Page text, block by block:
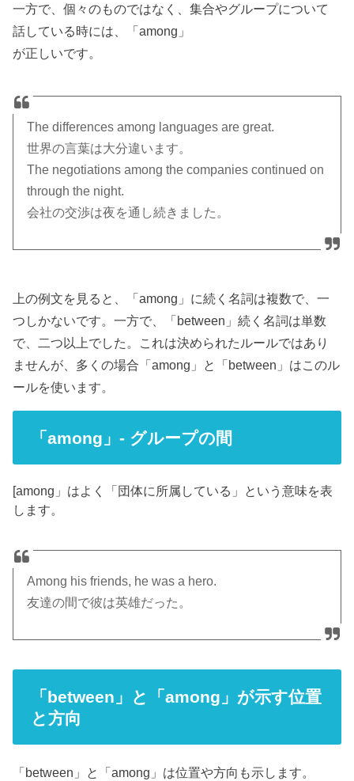
一方で、個々のものではなく、集合やグループについて
話している時には、「among」
が正しいです。
The differences among languages are great.
世界の言葉は大分違います。
The negotiations among the companies continued on
through the night.
会社の交渉は夜を通し続きました。
上の例文を見ると、「among」に続く名詞は複数で、一
つしかないです。一方で、「between」続く名詞は単数
で、二つ以上でした。これは決められたルールではあり
ませんが、多くの場合「among」と「between」はこのル
ールを使います。
「among」- グループの間
[among」はよく「団体に所属している」という意味を表
します。
Among his friends, he was a hero.
友達の間で彼は英雄だった。
「between」と「among」が示す位置
と方向
「between」と「among」は位置や方向も示します。